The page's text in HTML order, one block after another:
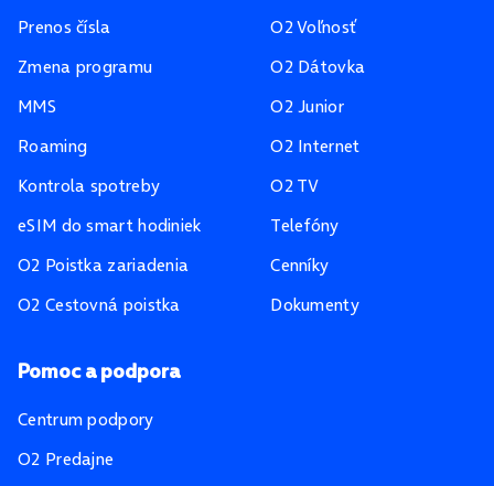
Prenos čísla
Zmena programu
MMS
Roaming
Kontrola spotreby
eSIM do smart hodiniek
O2 Poistka zariadenia
O2 Cestovná poistka
O2 Voľnosť
O2 Dátovka
O2 Junior
O2 Internet
O2 TV
Telefóny
Cenníky
Dokumenty
Pomoc a podpora
Centrum podpory
O2 Predajne